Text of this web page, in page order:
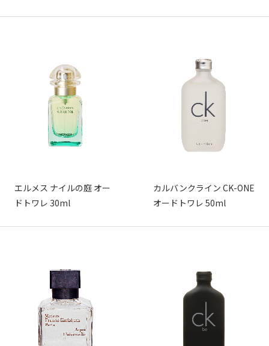
エルメス ナイルの庭 オー
ドトワレ 30ml
カルバンクライン CK-ONE
オードトワレ 50ml